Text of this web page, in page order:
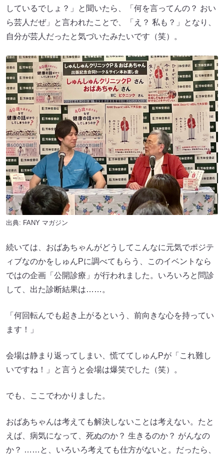
しているでしょ？」と聞いたら、「何を言ってんの？ おい
ら芸人だぜ」と言われたことで、「え？ 私も？」となり、
自分が芸人だったと気づいたみたいです（笑）。
出典: FANY マガジン
続いては、おばあちゃんがどうしてこんなに元気でポジテ
ィブなのかをしゅんPに調べてもらう、このイベントなら
ではの企画「公開診療」が行われました。いろいろと問診
して、出た診断結果は……。
「何回転んでも起き上がるという、前向きな心を持ってい
ます！」
会場は静まり返ってしまい、慌ててしゅんPが「これ難し
いですね！」と言うと会場は爆笑でした（笑）。
でも、ここでわかりました。
おばあちゃんは考えても解決しないことは考えない。たと
えば、病気になって、死ぬのか？ 生きるのか？ がんなの
か？ ……と、いろいろ考えても仕方がないと。だったら、